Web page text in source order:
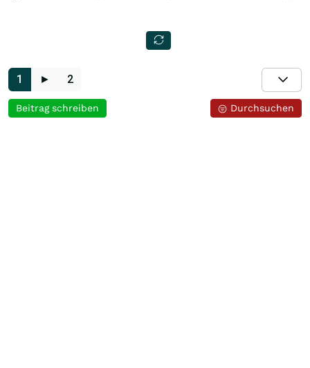
1 ► 2
Durchsuchen
Beitrag schreiben